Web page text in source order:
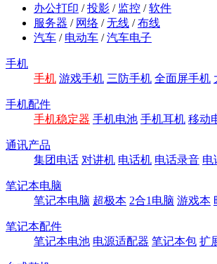
办公打印 /投影 / 监控 /软件
服务器 / 网络 /无线 /布线
汽车 / 电动车 /汽车电子
手机
手机 游戏手机 三防手机 全面屏手机
手机配件
手机稳定器 手机电池 手机耳机 移动
通讯产品
集团电话 对讲机 电话机 电话录音 电
笔记本电脑
笔记本电脑 超极本 2合1电脑 游戏本
笔记本配件
笔记本电池 电源适配器 笔记本包 扩